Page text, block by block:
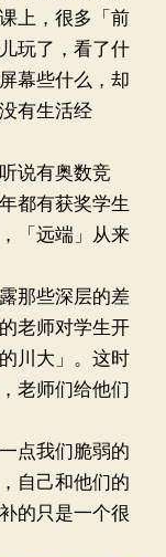
上，很多「前
玩了，看了什
幕些什么，却
有生活经
说有奥数竞
都有获奖学生
「远端」从来
那些深层的差
老师对学生开
川大」。这时
老师们给他们
点我们脆弱的
自己和他们的
的只是一个很